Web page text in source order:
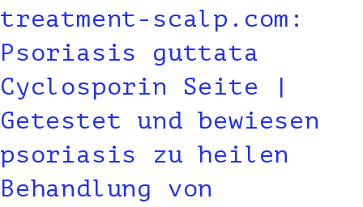
treatment-scalp.com:
Psoriasis guttata
Cyclosporin Seite |
Getestet und bewiesen
psoriasis zu heilen
Behandlung von